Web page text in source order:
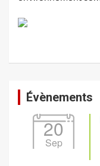
Évènements
20
Sep